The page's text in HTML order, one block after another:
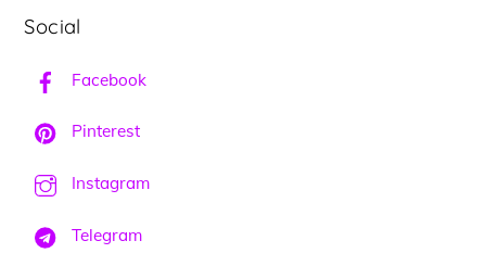
Social
Facebook
Pinterest
Instagram
Telegram